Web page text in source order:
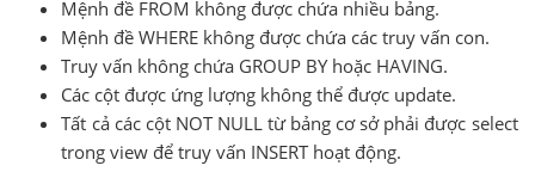
Mệnh đề FROM không được chứa nhiều bảng.
Mệnh đề WHERE không được chứa các truy vấn con.
Truy vấn không chứa GROUP BY hoặc HAVING.
Các cột được ứng lượng không thể được update.
Tất cả các cột NOT NULL từ bảng cơ sở phải được select
trong view để truy vấn INSERT hoạt động.